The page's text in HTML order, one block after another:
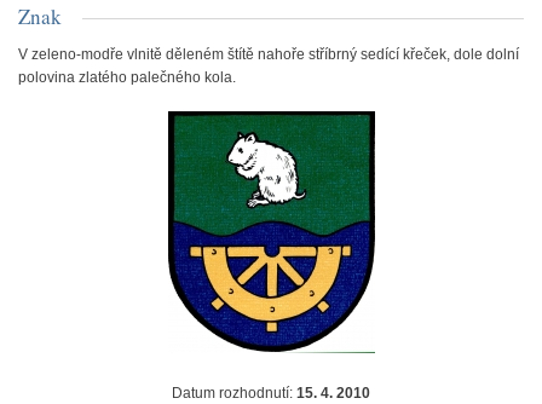
Znak
V zeleno-modře vlnitě děleném štítě nahoře stříbrný sedící křeček, dole dolní
polovina zlatého palečného kola.
Datum rozhodnutí: 15. 4. 2010